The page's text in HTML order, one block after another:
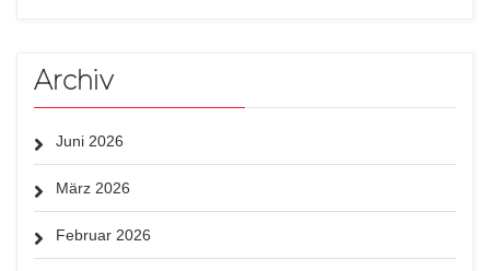
Archiv
Juni 2026
März 2026
Februar 2026